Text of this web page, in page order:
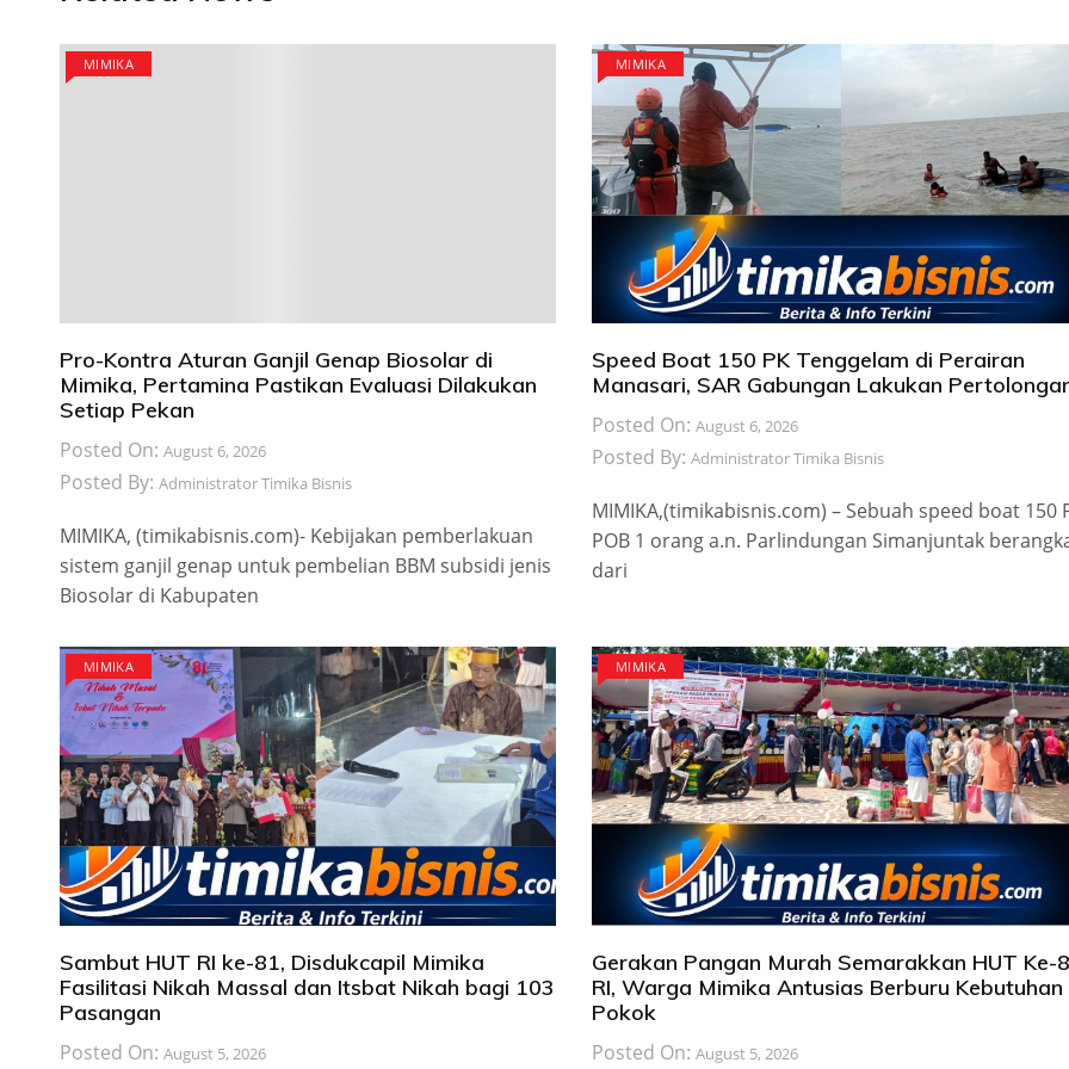
MIMIKA
Pro-Kontra Aturan Ganjil Genap Biosolar di
Mimika, Pertamina Pastikan Evaluasi Dilakukan
Setiap Pekan
Posted On: August 6, 2026
Posted By: Administrator Timika Bisnis
MIMIKA, (timikabisnis.com)- Kebijakan pemberlakuan
sistem ganjil genap untuk pembelian BBM subsidi jenis
Biosolar di Kabupaten
MIMIKA
Speed Boat 150 PK Tenggelam di Perairan
Manasari, SAR Gabungan Lakukan
Posted On: August 6, 2026
Posted By: Administrator Timika Bisnis
MIMIKA,(timikabisnis.com) – Sebuah speed boat 150
POB 1 orang a.n. Parlindungan Simanjuntak
dari
MIMIKA
Sambut HUT RI ke-81, Disdukcapil Mimika
Fasilitasi Nikah Massal dan Itsbat Nikah bagi 103
Pasangan
Posted On: August 5, 2026
MIMIKA
Gerakan Pangan Murah Semarakkan HUT Ke-
RI, Warga Mimika Antusias Berburu Kebutuhan
Pokok
Posted On: August 5, 2026